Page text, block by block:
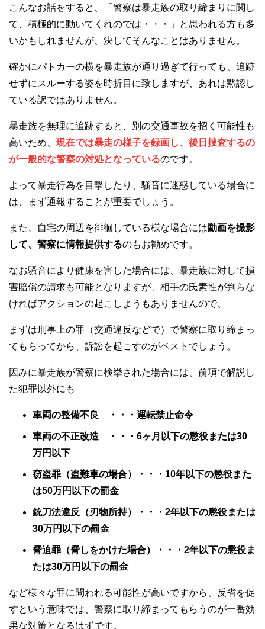
こんなお話をすると、「警察は暴走族の取り締まりに関し
て、積極的に動いてくれのでは・・・」と思われる方も多
いかもしれませんが、決してそんなことはありません。
確かにパトカーの横を暴走族が通り過ぎて行っても、追跡
せずにスルーする姿を時折目に致しますが、あれは黙認し
ている訳ではありません。
暴走族を無理に追跡すると、別の交通事故を招く可能性も
高いため、 現在では暴走の様子を録画し、後日捜査するの
が一般的な警察の対処となっているのです。
よって暴走行為を目撃したり、騒音に迷惑している場合に
は、まず通報することが重要でしょう。
また、自宅の周辺を徘徊している様な場合には動画を撮影
して、警察に情報提供するのもお勧めです。
なお騒音により健康を害した場合には、暴走族に対して損
害賠償の請求も可能となりますが、相手の氏素性が判らな
ければアクションの起こしようもありませんので、
まずは刑事上の罪（交通違反などで）で警察に取り締まっ
てもらってから、訴訟を起こすのがベストでしょう。
因みに暴走族が警察に検挙された場合には、前項で解説し
た犯罪以外にも
車両の整備不良 ・・・運転禁止命令
車両の不正改造 ・・・6ヶ月以下の懲役または30
万円以下
窃盗罪（盗難車の場合）・・・10年以下の懲役また
は50万円以下の罰金
銃刀法違反（刃物所持）・・・2年以下の懲役または
30万円以下の罰金
脅迫罪（脅しをかけた場合）・・・2年以下の懲役ま
たは30万円以下の罰金
など様々な罪に問われる可能性が高いですから、反省を促
すという意味では、警察に取り締まってもらうのが一番効
果な対策となるはずです。